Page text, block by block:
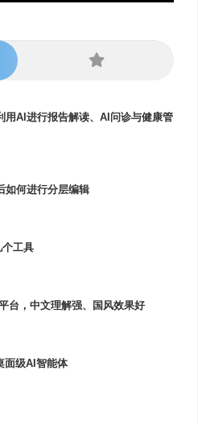
用AI进行报告解读、AI问诊与健康管
如何进行分层编辑
工具
台，中文理解强、国风效果好
面级AI智能体